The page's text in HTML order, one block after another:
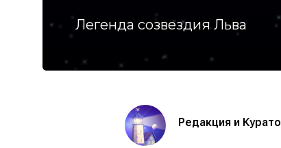
Легенда созвездия Льва
Редакция и